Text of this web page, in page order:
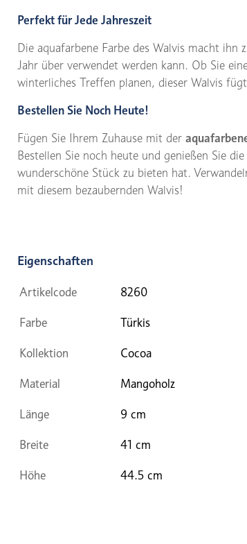
Perfekt für Jede Jahreszeit
Die aquafarbene Farbe des Walvis macht ihn
Jahr über verwendet werden kann. Ob Sie
winterliches Treffen planen, dieser Walvis
Bestellen Sie Noch Heute!
Fügen Sie Ihrem Zuhause mit der
Bestellen Sie noch heute und genießen Sie
wunderschöne Stück zu bieten hat.
mit diesem bezaubernden Walvis!
Eigenschaften
Artikelcode 8260
Farbe Türkis
Kollektion Cocoa
Material Mangoholz
Länge 9 cm
Breite 41 cm
Höhe 44.5 cm